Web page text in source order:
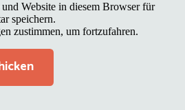
Website in diesem Browser für
speichern.
zustimmen, um fortzufahren.